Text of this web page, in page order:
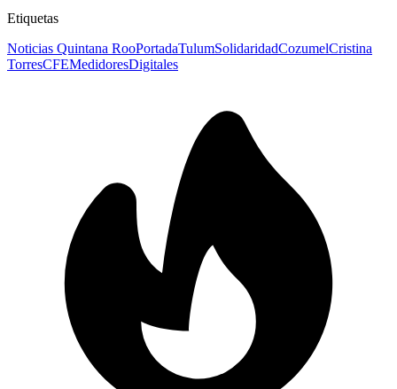
Etiquetas
Noticias Quintana RooPortadaTulumSolidaridadCozumelCristina
TorresCFEMedidoresDigitales